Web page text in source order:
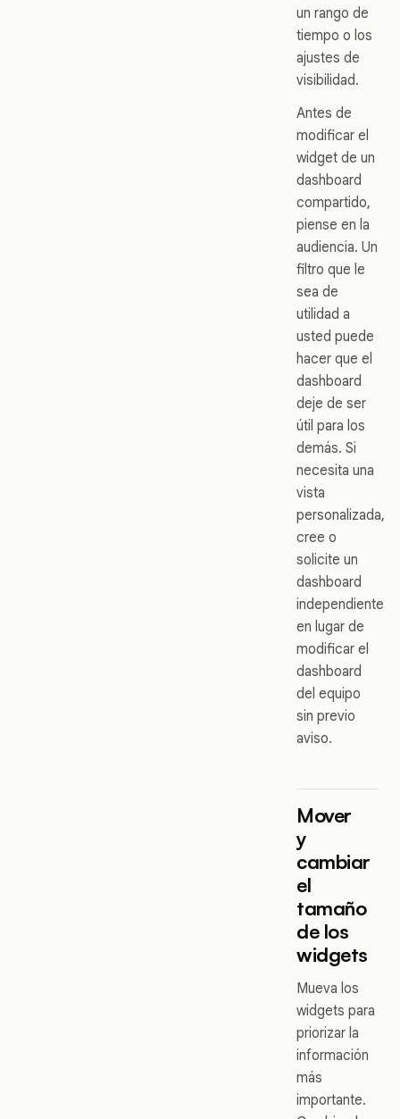
un rango de
tiempo o los
ajustes de
visibilidad.
Antes de
modificar el
widget de un
dashboard
compartido,
piense en la
audiencia. Un
filtro que le
sea de
utilidad a
usted puede
hacer que el
dashboard
deje de ser
útil para los
demás. Si
necesita una
vista
personalizada,
cree o
solicite un
dashboard
independiente
en lugar de
modificar el
dashboard
del equipo
sin previo
aviso.
Mover
y
cambiar
el
tamaño
de los
widgets
Mueva los
widgets para
priorizar la
información
más
importante.